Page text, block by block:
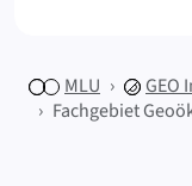
MLU GEO
Fachgebiet